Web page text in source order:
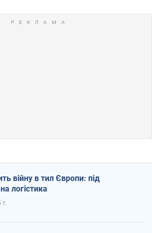
війну в тил Європи: під
логістика
т.